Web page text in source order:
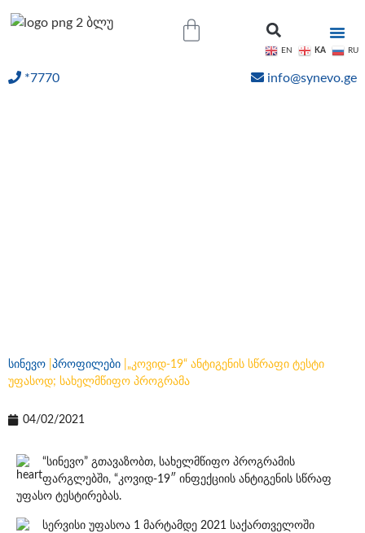
*7770 info@synevo.ge
სინევო პროფილები
„კოვიდ-19“ ანტიგენის სწრაფი ტესტი
უფასოდ; სახელმწიფო პროგრამა
04/02/2021
“სინევო” გთავაზობთ, სახელმწიფო პროგრამის
ფარგლებში, “კოვიდ-19″ ინფექციის ანტიგენის სწრაფ
უფასო ტესტირებას.
სერვისი უფასოა 1 მარტამდე 2021 საქართველოში
EN KA RU